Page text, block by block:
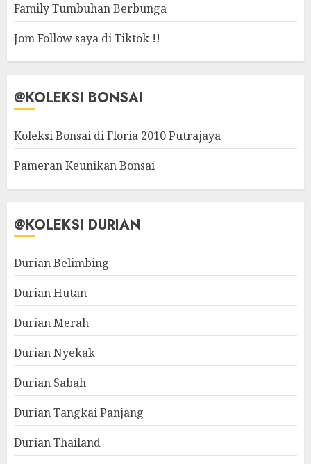
Family Tumbuhan Berbunga
Jom Follow saya di Tiktok !!
@KOLEKSI BONSAI
Koleksi Bonsai di Floria 2010 Putrajaya
Pameran Keunikan Bonsai
@KOLEKSI DURIAN
Durian Belimbing
Durian Hutan
Durian Merah
Durian Nyekak
Durian Sabah
Durian Tangkai Panjang
Durian Thailand